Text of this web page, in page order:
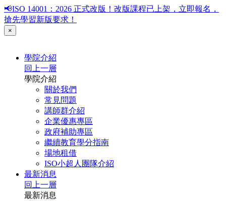
📢ISO 14001：2026 正式改版！改版課程已上架，立即報名，
搶先學習新版要求！
×
學院介紹
回上一層
學院介紹
關於我們
常見問題
講師群介紹
企業優惠專區
政府補助專區
繼續教育學分指南
場地租借
ISO小超人團隊介紹
最新消息
回上一層
最新消息